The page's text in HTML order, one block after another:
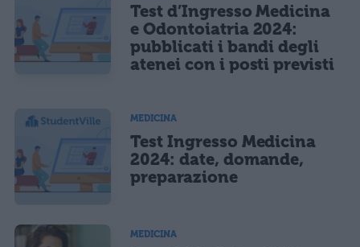
Test d’Ingresso Medicina
e Odontoiatria 2024:
pubblicati i bandi degli
atenei con i posti previsti
MEDICINA
Test Ingresso Medicina
2024: date, domande,
preparazione
MEDICINA